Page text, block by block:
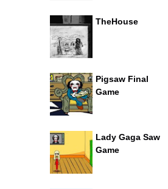
TheHouse
Pigsaw Final
Game
Lady Gaga Saw
Game